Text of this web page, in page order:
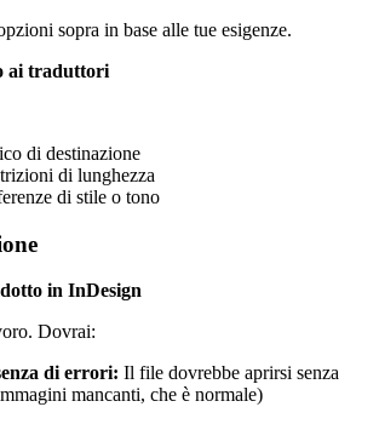
sopra in base alle tue esigenze.
ai traduttori
di destinazione
di lunghezza
di stile o tono
in InDesign
Dovrai:
di errori: Il file dovrebbe aprirsi senza
mancanti, che è normale)